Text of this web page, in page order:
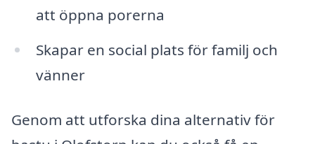
att öppna porerna
Skapar en social plats för familj och
vänner
Genom att utforska dina alternativ för